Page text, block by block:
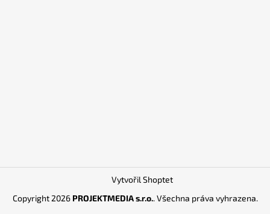
Vytvořil Shoptet
Copyright 2026 PROJEKTMEDIA s.r.o.. Všechna práva vyhrazena.